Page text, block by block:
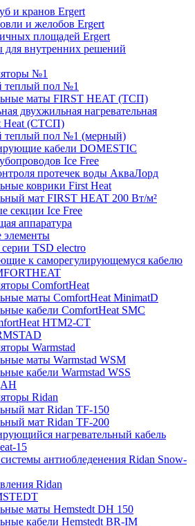
и кранов Ergert
и желобов Ergert
площадей Ergert
для внутренних решений
№1
теплый пол №1
маты FIRST HEAT (ТСП)
двухжильная нагревательная
Heat (СТСП)
теплый пол №1 (мерный)
кабели DOMESTIC
Ice Free
протечек воды АкваЛорд
коврики First Heat
мат FIRST HEAT 200 Вт/м²
секции Ice Free
аппаратура
TSD electro
к саморегулирующемуся кабелю
ComfortHeat
маты ComfortHeat MinimatD
кабели ComfortHeat SMC
HTM2-CT
Warmstad
маты Warmstad WSM
кабели Warmstad WSS
Ridan
мат Ridan TF-150
мат Ridan TF-200
нагревательный кабель
15
антиобледенения Ridan Snow-
Ridan
маты Hemstedt DH 150
кабели Hemstedt BR-IM